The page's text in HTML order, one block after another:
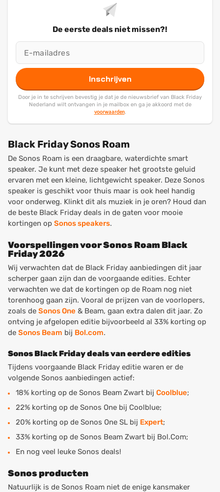
De eerste deals niet missen?!
Inschrijven
Door je in te schrijven bevestig je dat je de nieuwsbrief van Black Friday
Nederland wilt ontvangen in je mailbox en ga je akkoord met de
voorwaarden.
Black Friday Sonos Roam
De Sonos Roam is een draagbare, waterdichte smart
speaker. Je kunt met deze speaker het grootste geluid
ervaren met een kleine, lichtgewicht speaker. Deze Sonos
speaker is geschikt voor thuis maar is ook heel handig
voor onderweg. Klinkt dit als muziek in je oren? Houd dan
de beste Black Friday deals in de gaten voor mooie
kortingen op Sonos speakers.
Voorspellingen voor Sonos Roam Black
Friday 2026
Wij verwachten dat de Black Friday aanbiedingen dit jaar
scherper gaan zijn dan de voorgaande edities. Echter
verwachten we dat de kortingen op de Roam nog niet
torenhoog gaan zijn. Vooral de prijzen van de voorlopers,
zoals de Sonos One & Beam, gaan extra dalen dit jaar. Zo
ontving je afgelopen editie bijvoorbeeld al 33% korting op
de Sonos Beam bij Bol.com.
Sonos Black Friday deals van eerdere edities
Tijdens voorgaande Black Friday editie waren er de
volgende Sonos aanbiedingen actief:
18% korting op de Sonos Beam Zwart bij Coolblue;
22% korting op de Sonos One bij Coolblue;
20% korting op de Sonos One SL bij Expert;
33% korting op de Sonos Beam Zwart bij Bol.Com;
En nog veel leuke Sonos deals!
Sonos producten
Natuurlijk is de Sonos Roam niet de enige kansmaker